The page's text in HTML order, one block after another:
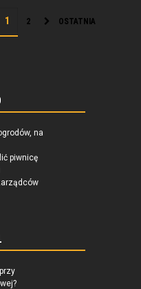
2 OSTATNIA
na
piwnicę